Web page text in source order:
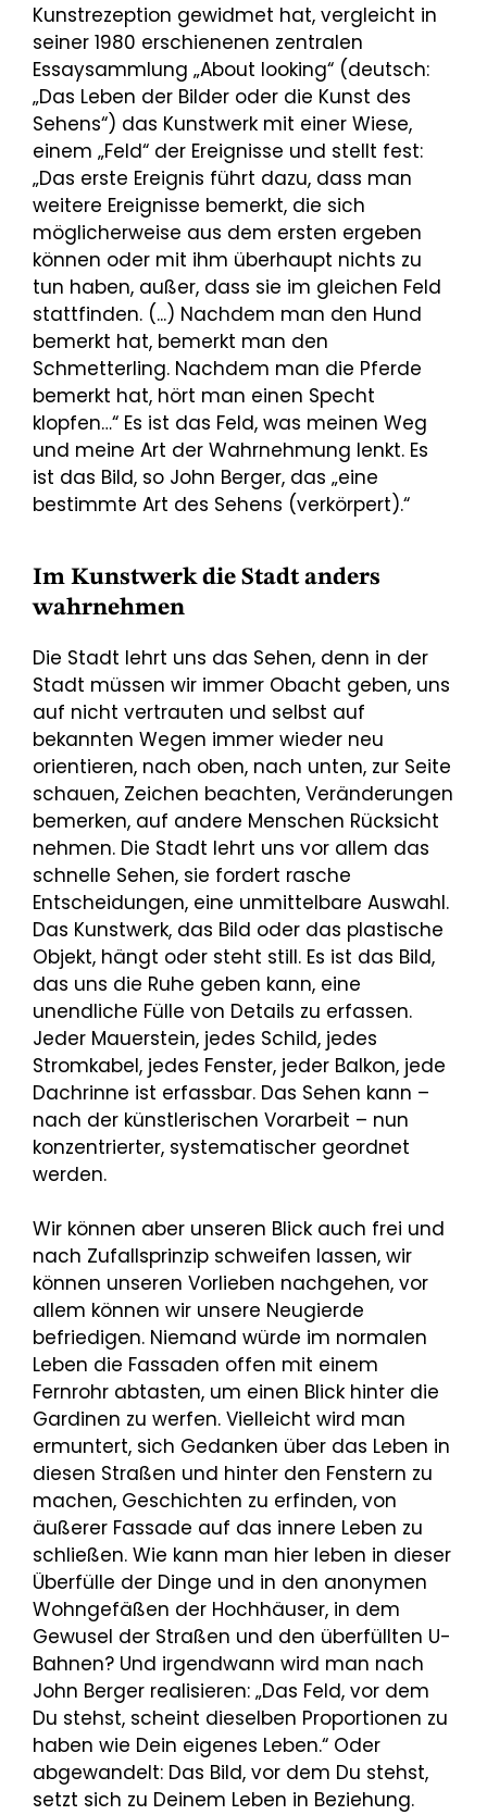
Kunstrezeption gewidmet hat, vergleicht in
seiner 1980 erschienenen zentralen
Essaysammlung „About looking“ (deutsch:
„Das Leben der Bilder oder die Kunst des
Sehens“) das Kunstwerk mit einer Wiese,
einem „Feld“ der Ereignisse und stellt fest:
„Das erste Ereignis führt dazu, dass man
weitere Ereignisse bemerkt, die sich
möglicherweise aus dem ersten ergeben
können oder mit ihm überhaupt nichts zu
tun haben, außer, dass sie im gleichen Feld
stattfinden. (...) Nachdem man den Hund
bemerkt hat, bemerkt man den
Schmetterling. Nachdem man die Pferde
bemerkt hat, hört man einen Specht
klopfen…“ Es ist das Feld, was meinen Weg
und meine Art der Wahrnehmung lenkt. Es
ist das Bild, so John Berger, das „eine
bestimmte Art des Sehens (verkörpert).“
Im Kunstwerk die Stadt anders
wahrnehmen
Die Stadt lehrt uns das Sehen, denn in der
Stadt müssen wir immer Obacht geben, uns
auf nicht vertrauten und selbst auf
bekannten Wegen immer wieder neu
orientieren, nach oben, nach unten, zur Seite
schauen, Zeichen beachten, Veränderungen
bemerken, auf andere Menschen Rücksicht
nehmen. Die Stadt lehrt uns vor allem das
schnelle Sehen, sie fordert rasche
Entscheidungen, eine unmittelbare Auswahl.
Das Kunstwerk, das Bild oder das plastische
Objekt, hängt oder steht still. Es ist das Bild,
das uns die Ruhe geben kann, eine
unendliche Fülle von Details zu erfassen.
Jeder Mauerstein, jedes Schild, jedes
Stromkabel, jedes Fenster, jeder Balkon, jede
Dachrinne ist erfassbar. Das Sehen kann –
nach der künstlerischen Vorarbeit – nun
konzentrierter, systematischer geordnet
werden.
Wir können aber unseren Blick auch frei und
nach Zufallsprinzip schweifen lassen, wir
können unseren Vorlieben nachgehen, vor
allem können wir unsere Neugierde
befriedigen. Niemand würde im normalen
Leben die Fassaden offen mit einem
Fernrohr abtasten, um einen Blick hinter die
Gardinen zu werfen. Vielleicht wird man
ermuntert, sich Gedanken über das Leben in
diesen Straßen und hinter den Fenstern zu
machen, Geschichten zu erfinden, von
äußerer Fassade auf das innere Leben zu
schließen. Wie kann man hier leben in dieser
Überfülle der Dinge und in den anonymen
Wohngefäßen der Hochhäuser, in dem
Gewusel der Straßen und den überfüllten U-
Bahnen? Und irgendwann wird man nach
John Berger realisieren: „Das Feld, vor dem
Du stehst, scheint dieselben Proportionen zu
haben wie Dein eigenes Leben.“ Oder
abgewandelt: Das Bild, vor dem Du stehst,
setzt sich zu Deinem Leben in Beziehung.